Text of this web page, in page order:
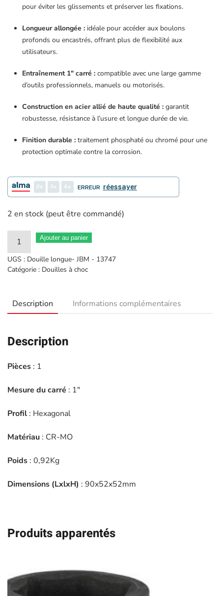
pour éviter les glissements et préserver les fixations.
Longueur allongée : idéale pour accéder aux boulons
profonds ou encastrés, offrant plus de flexibilité aux
utilisateurs.
Entraînement 1″ carré : compatible avec une large gamme
d’outils professionnels, manuels ou motorisés.
Construction en acier allié de haute qualité : garantit
robustesse, résistance à l’usure et longue durée de vie.
Finition durable : traitement phosphaté ou chromé pour une
protection optimale contre la corrosion.
2 3 4 ERREUR réessayer
2 en stock (peut être commandé)
quantité
de
Douille
pans
32mm
-
-
Ajouter au panier
UGS : Douille longue- JBM - 13747
Catégorie : Douilles à choc
Description Informations complémentaires
Description
Pièces : 1
Mesure du carré : 1″
Profil : Hexagonal
Matériau : CR-MO
Poids : 0,92Kg
Dimensions (LxlxH) : 90x52x52mm
Produits apparentés